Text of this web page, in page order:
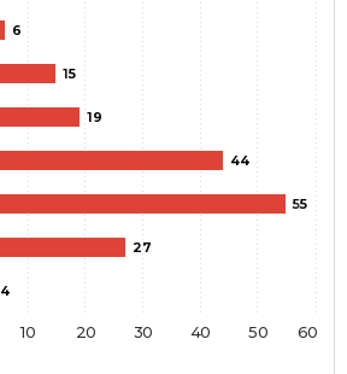
6
15
19
44
55
27
4
10 20 30 40 50 60